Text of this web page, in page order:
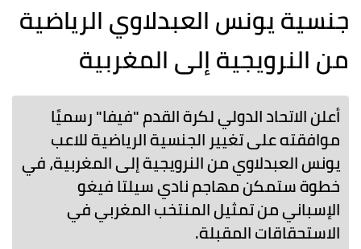
جنسية يونس العبدلاوي الرياضية
من النرويجية إلى المغربية
أعلن الاتحاد الدولي لكرة القدم "فيفا" رسميًا
موافقته على تغيير الجنسية الرياضية للاعب
يونس العبدلاوي من النرويجية إلى المغربية، في
خطوة ستمكن مهاجم نادي سيلتا فيغو
الإسباني من تمثيل المنتخب المغربي في
الاستحقاقات المقبلة.